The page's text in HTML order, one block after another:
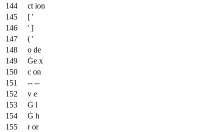
ct ion
[ '
' ]
( '
o de
Ġe x
c on
-- --
v e
Ġ l
Ġ h
r or